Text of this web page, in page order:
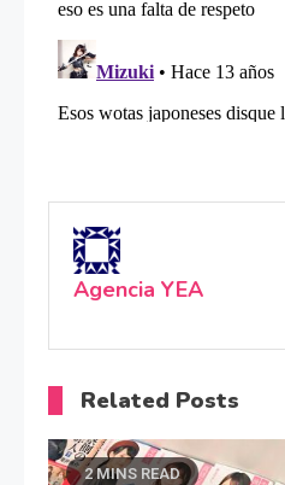
Agencia YEA
Related Posts
2 MINS READ